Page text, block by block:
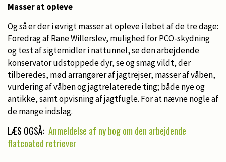
Masser at opleve
Og så er der i øvrigt masser at opleve i løbet af de tre dage:
Foredrag af Rane Willerslev, mulighed for PCO-skydning
og test af sigtemidler i nattunnel, se den arbejdende
konservator udstoppede dyr, se og smag vildt, der
tilberedes, mød arrangører af jagtrejser, masser af våben,
vurdering af våben og jagtrelaterede ting; både nye og
antikke, samt opvisning af jagtfugle. For at nævne nogle af
de mange indslag.
LÆS OGSÅ: Anmeldelse af ny bog om den arbejdende
flatcoated retriever